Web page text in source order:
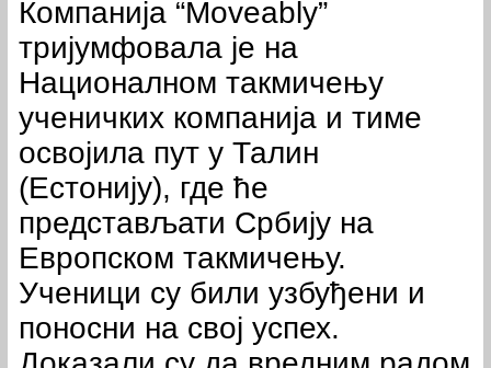
Компанија “Moveably”
тријумфовала је на
Националном такмичењу
ученичких компанија и тиме
освојила пут у Талин
(Естонију), где ће
представљати Србију на
Европском такмичењу.
Ученици су били узбуђени и
поносни на свој успех.